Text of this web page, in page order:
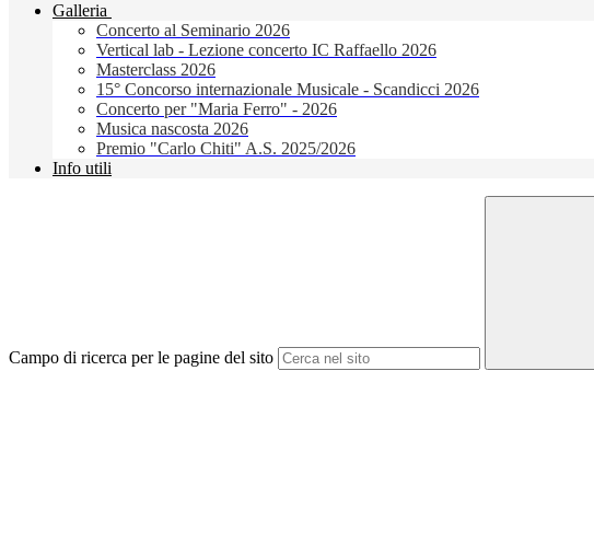
Galleria
Concerto al Seminario 2026
Vertical lab - Lezione concerto IC Raffaello 2026
Masterclass 2026
15° Concorso internazionale Musicale - Scandicci 2026
Concerto per "Maria Ferro" - 2026
Musica nascosta 2026
Premio "Carlo Chiti" A.S. 2025/2026
Info utili
Campo di ricerca per le pagine del sito